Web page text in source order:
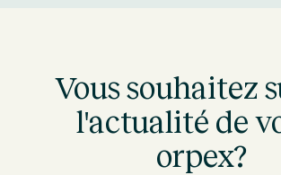
Vous souhaitez
l'actualité de
orpex?